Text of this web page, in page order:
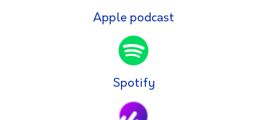
Apple podcast
Spotify